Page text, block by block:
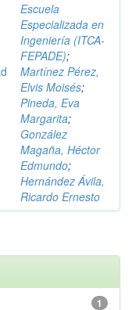
Escuela
Especializada en
Ingeniería (ITCA-
FEPADE);
Martínez Pérez,
Elvis Moisés;
Pineda, Eva
Margarita;
González
Magaña, Héctor
Edmundo;
Hernández Ávila,
Ricardo Ernesto
1